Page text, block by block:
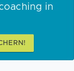
in